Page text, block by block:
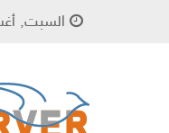
Skip to content السبت,